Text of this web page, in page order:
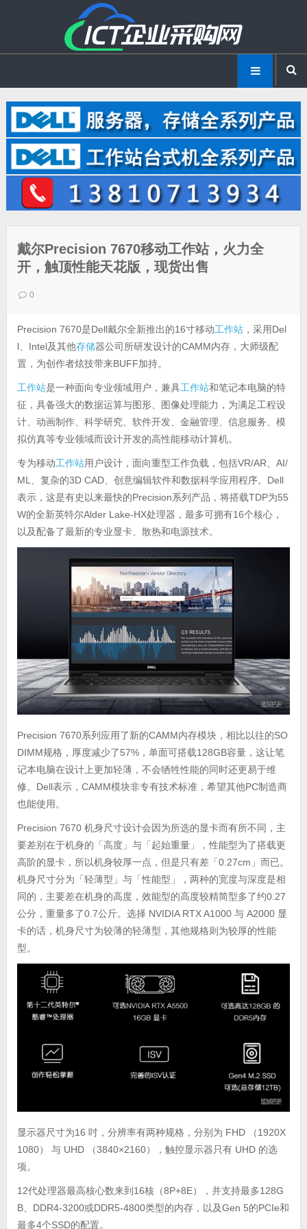
戴尔Precision 7670移动工作站，火力全
开，触顶性能天花版，现货出售
0
Precision 7670是Dell戴尔全新推出的16寸移动工作站，采用Del
l、Intel及其他存储器公司所研发设计的CAMM内存，大师级配
置，为创作者炫技带来BUFF加持。
工作站是一种面向专业领域用户，兼具工作站和笔记本电脑的特
征，具备强大的数据运算与图形、图像处理能力，为满足工程设
计、动画制作、科学研究、软件开发、金融管理、信息服务、模
拟仿真等专业领域而设计开发的高性能移动计算机。
专为移动工作站用户设计，面向重型工作负载，包括VR/AR、AI/
ML、复杂的3D CAD、创意编辑软件和数据科学应用程序。Dell
表示，这是有史以来最快的Precision系列产品，将搭载TDP为55
W的全新英特尔Alder Lake-HX处理器，最多可拥有16个核心，
以及配备了最新的专业显卡、散热和电源技术。
Precision 7670系列应用了新的CAMM内存模块，相比以往的SO
DIMM规格，厚度减少了57%，单面可搭载128GB容量，这让笔
记本电脑在设计上更加轻薄，不会牺牲性能的同时还更易于维
修。Dell表示，CAMM模块非专有技术标准，希望其他PC制造商
也能使用。
Precision 7670 机身尺寸设计会因为所选的显卡而有所不同，主
要差别在于机身的「高度」与「起始重量」，性能型为了搭载更
高阶的显卡，所以机身较厚一点，但是只有差「0.27cm」而已。
机身尺寸分为「轻薄型」与「性能型」，两种的宽度与深度是相
同的，主要差在机身的高度，效能型的高度较精简型多了约0.27
公分，重量多了0.7公斤。选择 NVIDIA RTX A1000 与 A2000 显
卡的话，机身尺寸为较薄的轻薄型，其他规格则为较厚的性能
型。
显示器尺寸为16 吋，分辨率有两种规格，分别为 FHD （1920X
1080） 与 UHD （3840×2160），触控显示器只有 UHD 的选
项。
12代处理器最高核心数来到16核（8P+8E），并支持最多128G
B、DDR4-3200或DDR5-4800类型的内存，以及Gen 5的PCIe和
最多4个SSD的配置。